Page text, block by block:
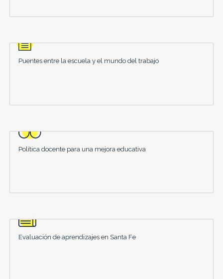
Puentes entre la escuela y el mundo del trabajo
Política docente para una mejora educativa
Evaluación de aprendizajes en Santa Fe